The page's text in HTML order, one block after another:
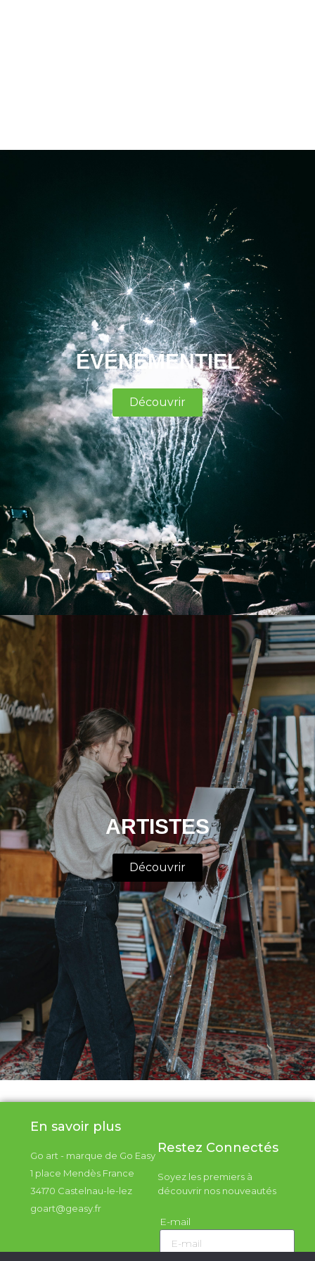
ÉVÉNEMENTIEL
Découvrir
ARTISTES
Découvrir
En savoir plus
Go art - marque de Go Easy
1 place Mendès France
34170 Castelnau-le-lez
goart@geasy.fr
Restez Connectés
Soyez les premiers à
découvrir nos nouveautés
E-mail